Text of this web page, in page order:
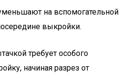
на вспомогательной
выкройки.
требует особого
начиная разрез от